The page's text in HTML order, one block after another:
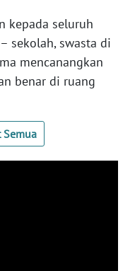
kepada seluruh
sekolah, swasta di
mencanangkan
benar di ruang
Semua